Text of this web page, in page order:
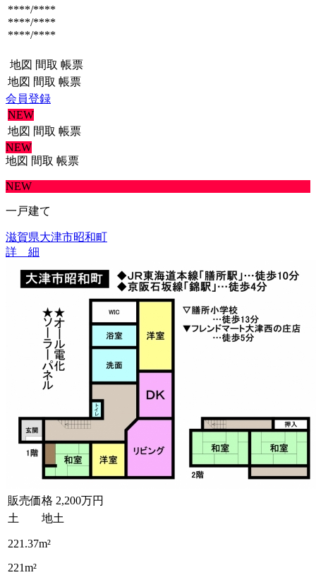
****/****
****/****
****/****
地図 間取 帳票
地図 間取 帳票
会員登録
NEW
地図 間取 帳票
NEW
地図 間取 帳票
NEW
一戸建て
滋賀県大津市昭和町
詳 細
販売価格 2,200万円
土 地土
221.37m²
221m²